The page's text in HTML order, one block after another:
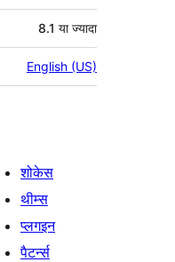
8.1 या ज्यादा
English (US)
शोकेस
थीम्स
प्लगइन
पैटर्न्स